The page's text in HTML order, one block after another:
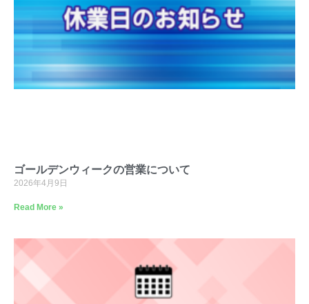
ゴールデンウィークの営業について
2026年4月9日
Read More »